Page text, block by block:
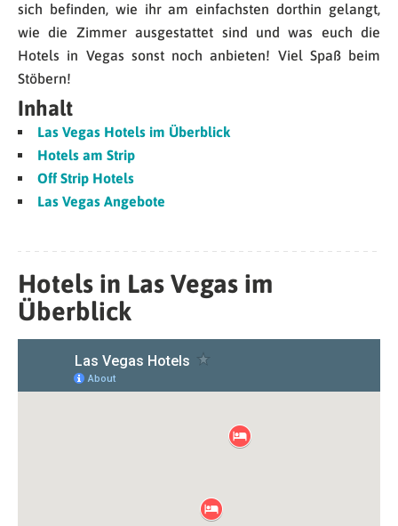
sich befinden, wie ihr am einfachsten dorthin gelangt,
wie die Zimmer ausgestattet sind und was euch die
Hotels in Vegas sonst noch anbieten! Viel Spaß beim
Stöbern!
Inhalt
Las Vegas Hotels im Überblick
Hotels am Strip
Off Strip Hotels
Las Vegas Angebote
Hotels in Las Vegas im
Überblick